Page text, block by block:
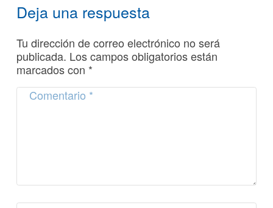
Deja una respuesta
Tu dirección de correo electrónico no será
publicada. Los campos obligatorios están
marcados con *